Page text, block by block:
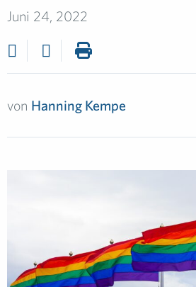
Juni 24, 2022
von Hanning Kempe